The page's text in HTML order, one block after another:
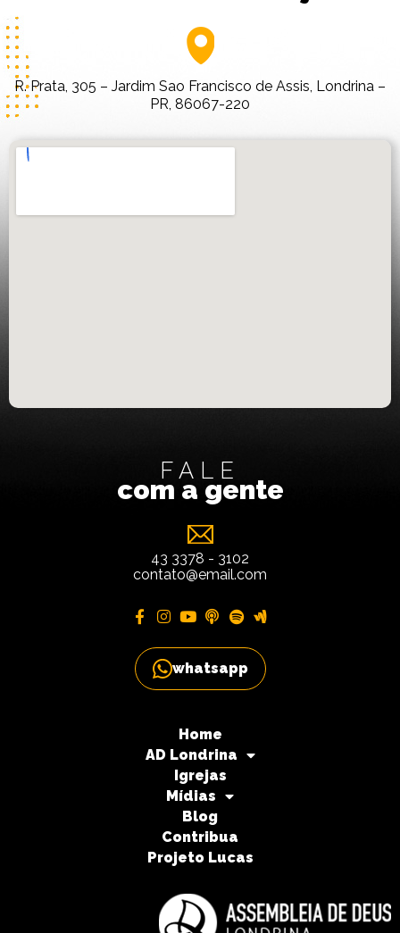
R. Prata, 305 – Jardim Sao Francisco de Assis, Londrina –
PR, 86067-220
FALE
com a gente
43 3378 - 3102
contato@email.com
whatsapp
Home
AD Londrina
Igrejas
Mídias
Blog
Contribua
Projeto Lucas